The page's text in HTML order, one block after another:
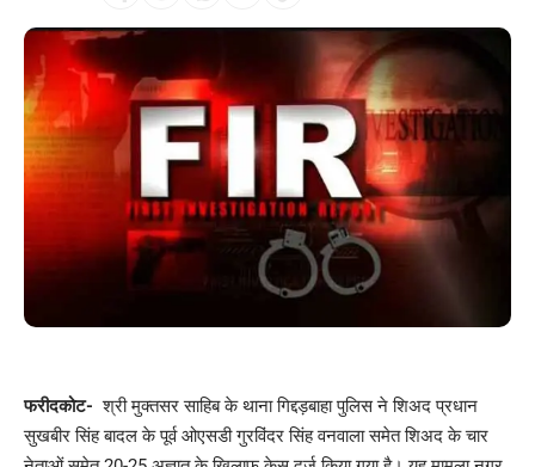
फरीदकोट- श्री मुक्तसर साहिब के थाना गिद्दड़बाहा पुलिस ने शिअद प्रधान
सुखबीर सिंह बादल के पूर्व ओएसडी गुरविंदर सिंह वनवाला समेत शिअद के चार